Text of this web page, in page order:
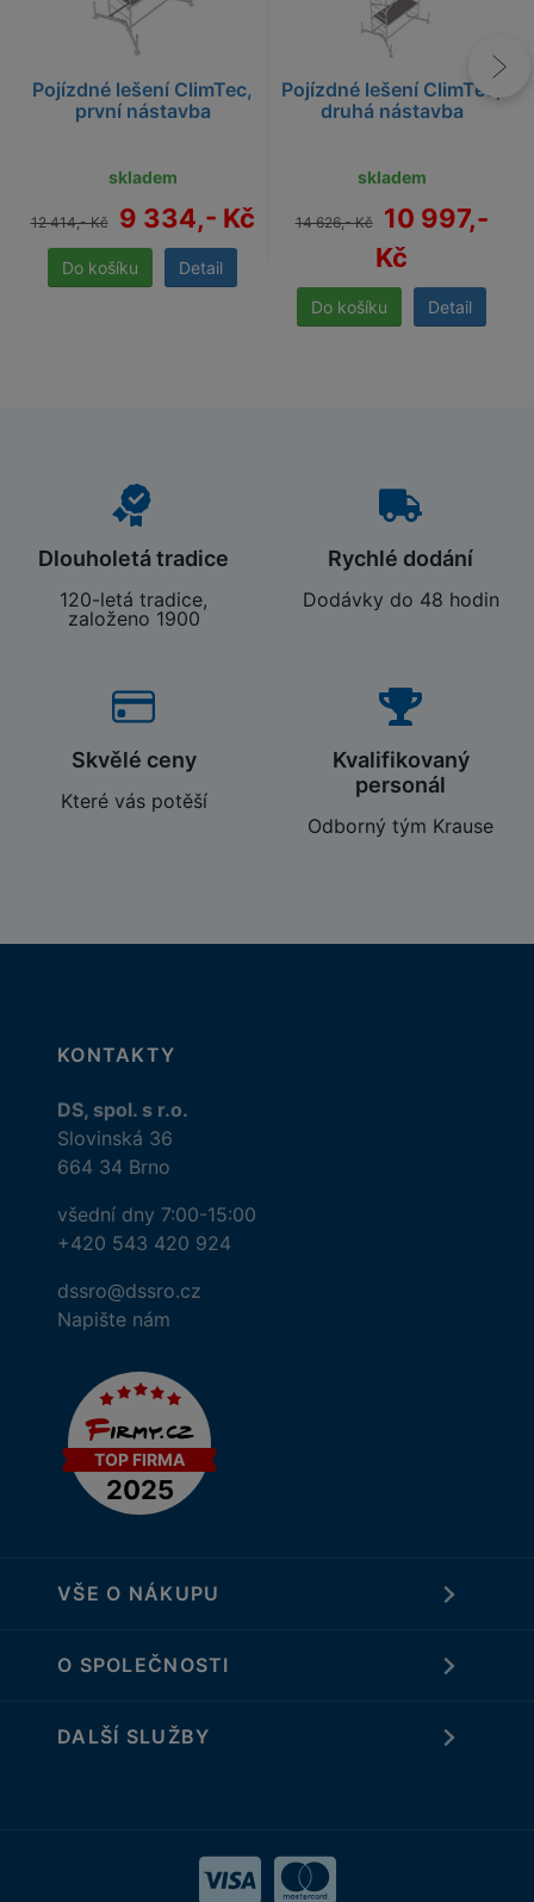
Pojízdné lešení ClimTec,
první nástavba
skladem
12 414,- Kč 9 334,- Kč
Detail
Pojízdné lešení ClimTec,
druhá nástavba
skladem
14 626,- Kč
10 997,-
Kč
Detail
Dlouholetá tradice
120-letá tradice,
založeno 1900
Rychlé dodání
Dodávky do 48 hodin
Skvělé ceny
Které vás potěší
Kvalifikovaný
personál
Odborný tým Krause
KONTAKTY
DS, spol. s r.o.
Slovinská 36
664 34 Brno
všední dny 7:00-15:00
+420 543 420 924
dssro@dssro.cz
Napište nám
VŠE O NÁKUPU
O SPOLEČNOSTI
DALŠÍ SLUŽBY